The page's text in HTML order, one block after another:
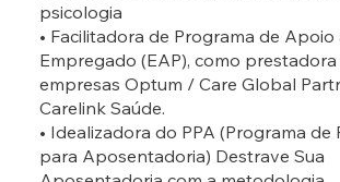
psicologia
• Facilitadora de Programa de Apoio
Empregado (EAP), como
empresas Optum / Care Global
Carelink Saúde.
• Idealizadora do PPA (Programa de
para Aposentadoria) Destrave Sua